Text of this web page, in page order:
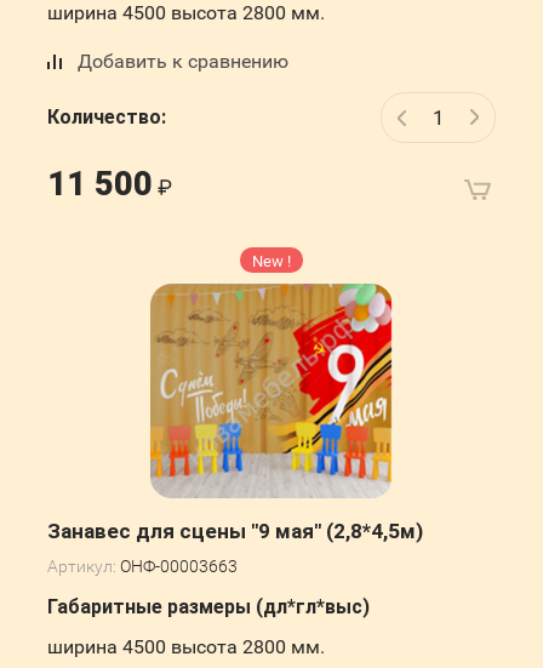
ширина 4500 высота 2800 мм.
Добавить к сравнению
Количество:
11 500
New !
Занавес для сцены "9 мая" (2,8*4,5м)
Артикул: ОНФ-00003663
Габаритные размеры (дл*гл*выс)
ширина 4500 высота 2800 мм.